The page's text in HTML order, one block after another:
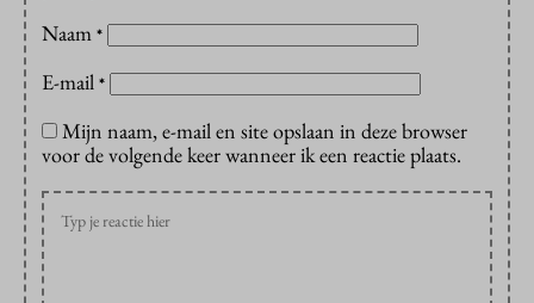
Naam *
E-mail *
Mijn naam, e-mail en site opslaan in deze browser
voor de volgende keer wanneer ik een reactie plaats.